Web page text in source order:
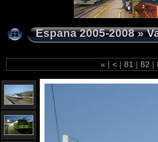
Espana 2005-2008»
« | < | 81 | 82 |